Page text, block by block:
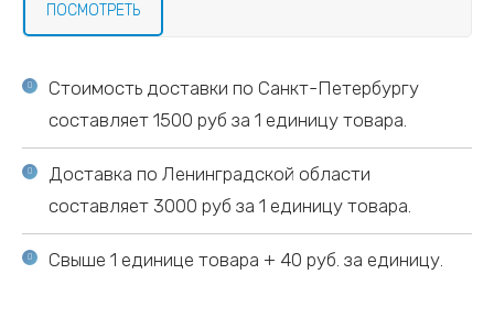
ПОСМОТРЕТЬ
Стоимость доставки по Санкт-Петербургу
составляет 1500 руб за 1 единицу товара.
Доставка по Ленинградской области
составляет 3000 руб за 1 единицу товара.
Свыше 1 единице товара + 40 руб. за единицу.